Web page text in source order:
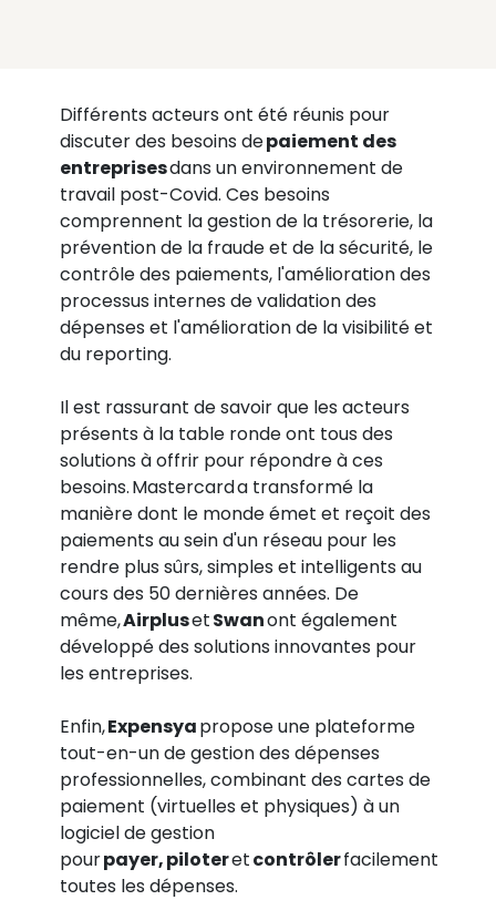
Différents acteurs ont été réunis pour
discuter des besoins depaiement des
entreprisesdans un environnement de
travail post-Covid. Ces besoins
comprennent la gestion de la trésorerie, la
prévention de la fraude et de la sécurité, le
contrôle des paiements, l'amélioration des
processus internes de validation des
dépenses et l'amélioration de la visibilité et
du reporting.
Il est rassurant de savoir que les acteurs
présents à la table ronde ont tous des
solutions à offrir pour répondre à ces
besoins. Mastercard a transformé la
manière dont le monde émet et reçoit des
paiements au sein d'un réseau pour les
rendre plus sûrs, simples et intelligents au
cours des 50 dernières années. De
même,AirplusetSwanont également
développé des solutions innovantes pour
les entreprises.
Enfin,Expensyapropose une plateforme
tout-en-un de gestion des dépenses
professionnelles, combinant des cartes de
paiement (virtuelles et physiques) à un
logiciel de gestion
pourpayer, piloteretcontrôlerfacilement
toutes les dépenses.